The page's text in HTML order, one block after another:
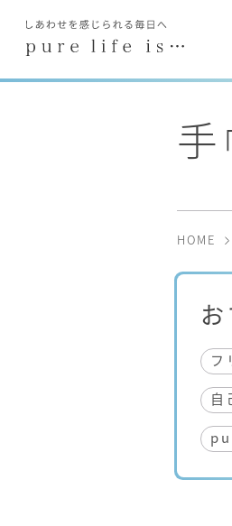
HOME
フ
自